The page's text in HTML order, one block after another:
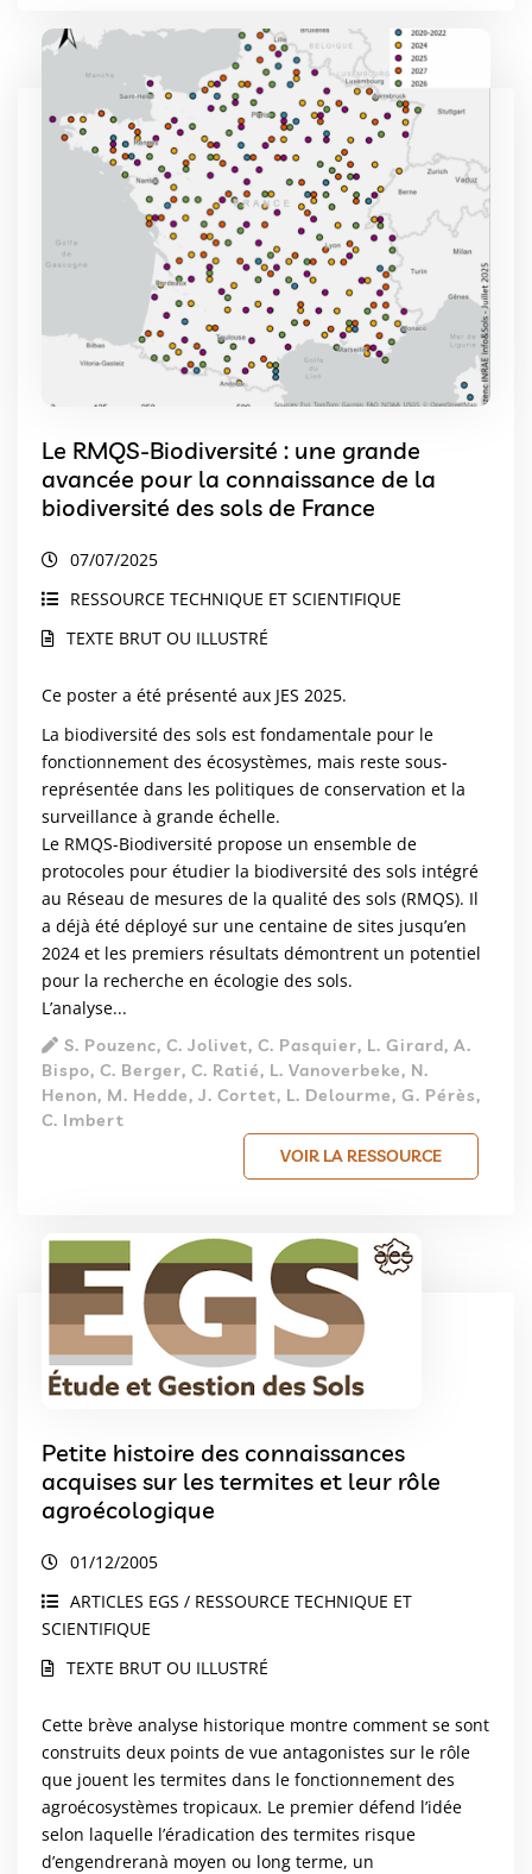
Le RMQS-Biodiversité : une grande
avancée pour la connaissance de la
biodiversité des sols de France
07/07/2025
RESSOURCE TECHNIQUE ET SCIENTIFIQUE
TEXTE BRUT OU ILLUSTRÉ
Ce poster a été présenté aux JES 2025.
La biodiversité des sols est fondamentale pour le
fonctionnement des écosystèmes, mais reste sous-
représentée dans les politiques de conservation et la
surveillance à grande échelle.
Le RMQS-Biodiversité propose un ensemble de
protocoles pour étudier la biodiversité des sols intégré
au Réseau de mesures de la qualité des sols (RMQS). Il
a déjà été déployé sur une centaine de sites jusqu’en
2024 et les premiers résultats démontrent un potentiel
pour la recherche en écologie des sols.
L’analyse...
S. Pouzenc, C. Jolivet, C. Pasquier, L. Girard, A.
Bispo, C. Berger, C. Ratié, L. Vanoverbeke, N.
Henon, M. Hedde, J. Cortet, L. Delourme, G. Pérès,
C. Imbert
VOIR LA RESSOURCE
Petite histoire des connaissances
acquises sur les termites et leur rôle
agroécologique
01/12/2005
ARTICLES EGS / RESSOURCE TECHNIQUE ET
SCIENTIFIQUE
TEXTE BRUT OU ILLUSTRÉ
Cette brève analyse historique montre comment se sont
construits deux points de vue antagonistes sur le rôle
que jouent les termites dans le fonctionnement des
agroécosystèmes tropicaux. Le premier défend l’idée
selon laquelle l’éradication des termites risque
d’engendreranà moyen ou long terme, un